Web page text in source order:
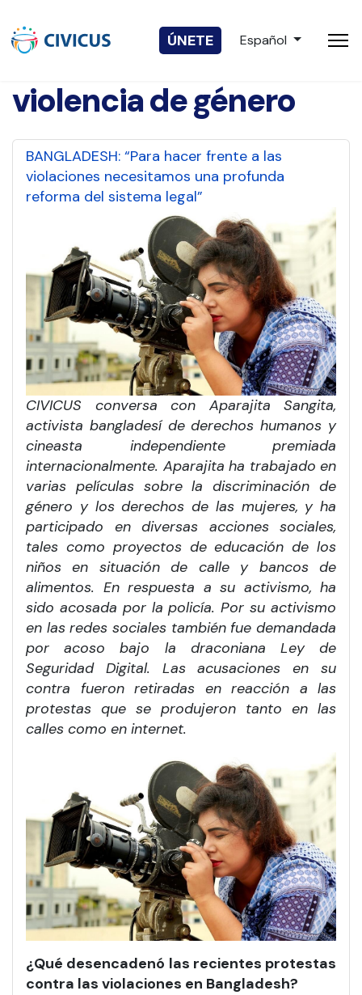
ÚNETE Seleccione su
Español
violencia de género
BANGLADESH: “Para hacer frente a las
violaciones necesitamos una profunda
reforma del sistema legal”
CIVICUS conversa con Aparajita Sangita,
activista bangladesí de derechos humanos y
cineasta independiente premiada
internacionalmente. Aparajita ha trabajado en
varias películas sobre la discriminación de
género y los derechos de las mujeres, y ha
participado en diversas acciones sociales,
tales como proyectos de educación de los
niños en situación de calle y bancos de
alimentos. En respuesta a su activismo, ha
sido acosada por la policía. Por su activismo
en las redes sociales también fue demandada
por acoso bajo la draconiana Ley de
Seguridad Digital. Las acusaciones en su
contra fueron retiradas en reacción a las
protestas que se produjeron tanto en las
calles como en internet.
¿Qué desencadenó las recientes protestas
contra las violaciones en Bangladesh?